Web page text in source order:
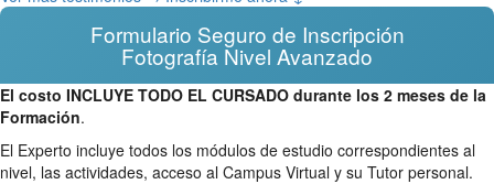
Formulario Seguro de Inscripción
Fotografía Nivel Avanzado
El costo INCLUYE TODO EL CURSADO durante los 2 meses de la
Formación.
El Experto incluye todos los módulos de estudio correspondientes al
nivel, las actividades, acceso al Campus Virtual y su Tutor personal.